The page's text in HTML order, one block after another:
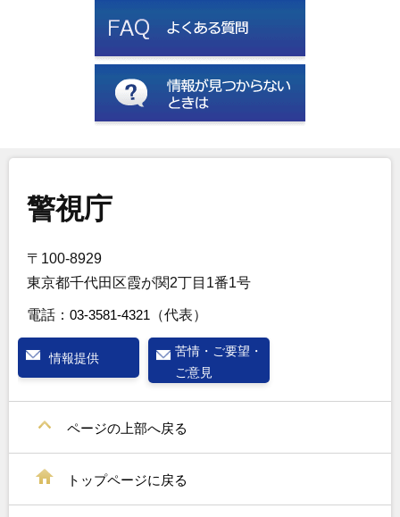
警視庁
〒100-8929
東京都千代田区霞が関2丁目1番1号
電話： 03-3581-4321 （代表）
情報提供
苦情・ご要望・
ご意見
ページの上部へ戻る
トップページに戻る